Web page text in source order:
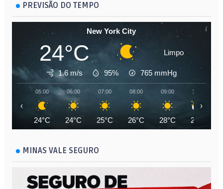
PREVISÃO DO TEMPO
New York City
24°C Limpo
1.6 m/s 95% 765 mmHg
05:00
24°C
06:00
24°C
07:00
25°C
08:00
26°C
09:00
28°C
10:00
29°C
‹ ›
MINAS VALE SEGURO